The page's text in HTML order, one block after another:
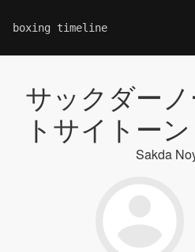
boxing timeline
サックダー
トサイトーン
Sakda